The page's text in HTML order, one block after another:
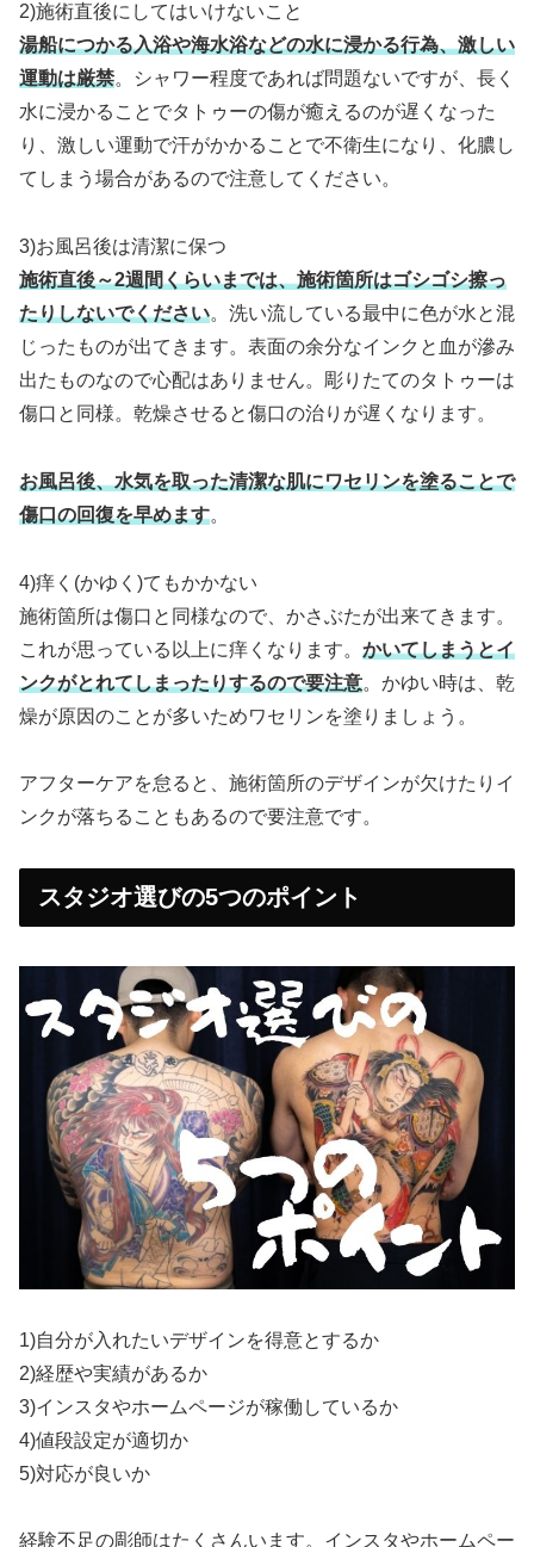
2)施術直後にしてはいけないこと
湯船につかる入浴や海水浴などの水に浸かる行為、激しい
運動は厳禁。シャワー程度であれば問題ないですが、長く
水に浸かることでタトゥーの傷が癒えるのが遅くなった
り、激しい運動で汗がかかることで不衛生になり、化膿し
てしまう場合があるので注意してください。
3)お風呂後は清潔に保つ
施術直後～2週間くらいまでは、施術箇所はゴシゴシ擦っ
たりしないでください。洗い流している最中に色が水と混
じったものが出てきます。表面の余分なインクと血が滲み
出たものなので心配はありません。彫りたてのタトゥーは
傷口と同様。乾燥させると傷口の治りが遅くなります。
お風呂後、水気を取った清潔な肌にワセリンを塗ることで
傷口の回復を早めます。
4)痒く(かゆく)てもかかない
施術箇所は傷口と同様なので、かさぶたが出来てきます。
これが思っている以上に痒くなります。 かいてしまうとイ
ンクがとれてしまったりするので要注意。かゆい時は、乾
燥が原因のことが多いためワセリンを塗りましょう。
アフターケアを怠ると、施術箇所のデザインが欠けたりイ
ンクが落ちることもあるので要注意です。
スタジオ選びの5つのポイント
1)自分が入れたいデザインを得意とするか
2)経歴や実績があるか
3)インスタやホームページが稼働しているか
4)値段設定が適切か
5)対応が良いか
経験不足の彫師はたくさんいます。インスタやホームペー